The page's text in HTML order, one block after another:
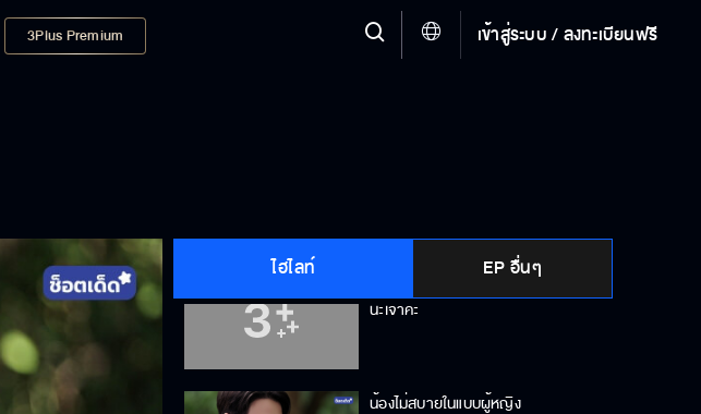
3Plus Premium เข้าสู่ระบบ / ลงทะเบียนฟรี
ไฮไลท์ EP อื่นๆ
อีชะนี มาหาผัวอะไรตรงนี้
ให้น้องขี่หลังแบบนี้ เดี๋ยวจะไม่เป็นมงคล
นะเจ้าคะ
น้องไม่สบายในแบบผู้หญิง